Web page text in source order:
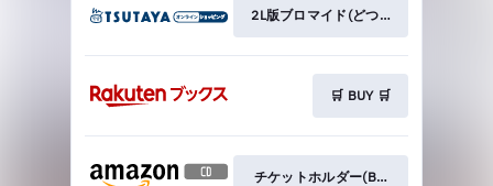
2L版ブロマイド(どついたれ本舗 ver.)
🛒 BUY 🛒
チケットホルダー(Buster Bros!!! ver.)